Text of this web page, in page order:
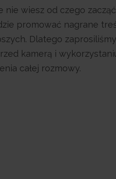
wiesz od czego
promować nagrane
Dlatego
kamerą i
całej rozmowy.